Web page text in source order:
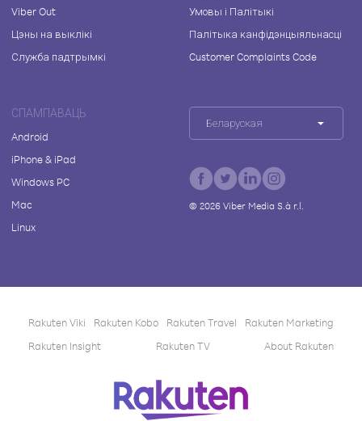
Viber Out
Цэны на выклікі
Служба падтрымкі
Умовы і Палітыкі
Палітыка канфідэнцыяльнасці
Customer Complaints Code
СПАМПАВАЦЬ
Android
iPhone & iPad
Windows PC
Mac
Linux
Беларуская
© 2026Viber Media S.à r.l.
Rakuten Viki Rakuten Kobo Rakuten Travel
Rakuten Marketing
Rakuten Insight
Rakuten TV About Rakuten